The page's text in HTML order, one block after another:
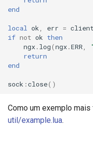
dynamic-limit-req
echo
encrypted-session
error-log-write
eval
stream:rst
resty.http2.frame
h2_frame.header.new
h2_frame.header.pack
end
local ok err = client
if not ok then
ngx. log(ngx.ERR
return
end
sock :close()
Como um exemplo
util/example.lua.